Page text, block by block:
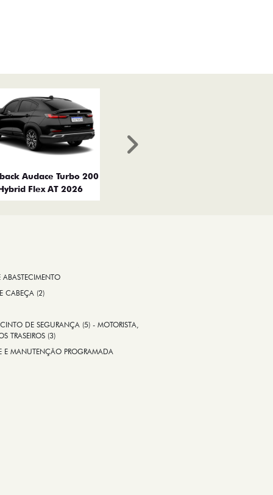
Audace Turbo 200
Flex AT 2026
Próximo
ABASTECIMENTO
CABEÇA (2)
DE SEGURANÇA (5) - MOTORISTA,
TRASEIROS (3)
E MANUTENÇÃO PROGRAMADA